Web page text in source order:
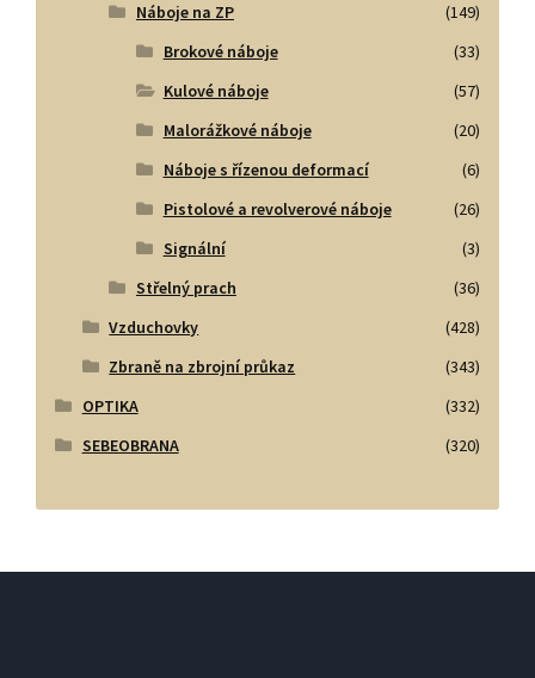
Náboje na ZP
(149)
Brokové náboje
(33)
Kulové náboje
(57)
Malorážkové náboje
(20)
Náboje s řízenou deformací
(6)
Pistolové a revolverové náboje
(26)
Signální
(3)
Střelný prach
(36)
Vzduchovky
(428)
Zbraně na zbrojní průkaz
(343)
OPTIKA
(332)
SEBEOBRANA
(320)